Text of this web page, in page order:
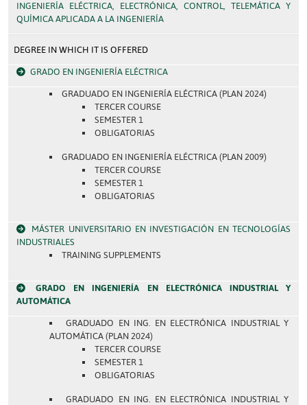
INGENIERÍA ELÉCTRICA, ELECTRÓNICA, CONTROL, TELEMÁTICA Y
QUÍMICA APLICADA A LA INGENIERÍA
DEGREE IN WHICH IT IS OFFERED
GRADO EN INGENIERÍA ELÉCTRICA
GRADUADO EN INGENIERÍA ELÉCTRICA (PLAN 2024)
TERCER COURSE
SEMESTER 1
OBLIGATORIAS
GRADUADO EN INGENIERÍA ELÉCTRICA (PLAN 2009)
TERCER COURSE
SEMESTER 1
OBLIGATORIAS
MÁSTER UNIVERSITARIO EN INVESTIGACIÓN EN TECNOLOGÍAS
INDUSTRIALES
TRAINING SUPPLEMENTS
GRADO EN INGENIERÍA EN ELECTRÓNICA INDUSTRIAL Y
AUTOMÁTICA
GRADUADO EN ING. EN ELECTRÓNICA INDUSTRIAL Y
AUTOMÁTICA (PLAN 2024)
TERCER COURSE
SEMESTER 1
OBLIGATORIAS
GRADUADO EN ING. EN ELECTRÓNICA INDUSTRIAL Y